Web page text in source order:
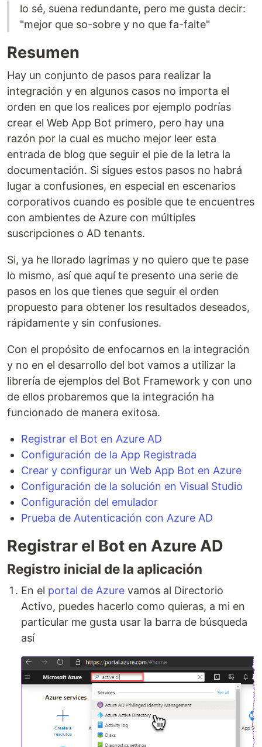
lo sé, suena redundante, pero me gusta decir:
"mejor que so-sobre y no que fa-falte"
Resumen
Hay un conjunto de pasos para realizar la
integración y en algunos casos no importa el
orden en que los realices por ejemplo podrías
crear el Web App Bot primero, pero hay una
razón por la cual es mucho mejor leer esta
entrada de blog que seguir el pie de la letra la
documentación. Si sigues estos pasos no habrá
lugar a confusiones, en especial en escenarios
corporativos cuando es posible que te encuentres
con ambientes de Azure con múltiples
suscripciones o AD tenants.
Si, ya he llorado lagrimas y no quiero que te pase
lo mismo, así que aquí te presento una serie de
pasos en los que tienes que seguir el orden
propuesto para obtener los resultados deseados,
rápidamente y sin confusiones.
Con el propósito de enfocarnos en la integración
y no en el desarrollo del bot vamos a utilizar la
librería de ejemplos del Bot Framework y con uno
de ellos probaremos que la integración ha
funcionado de manera exitosa.
Registrar el Bot en Azure AD
Configuración de la App Registrada
Crear y configurar un Web App Bot en Azure
Configuración de la solución en Visual Studio
Configuración del emulador
Prueba de Autenticación con Azure AD
Registrar el Bot en Azure AD
Registro inicial de la aplicación
En el portal de Azure vamos al Directorio
Activo, puedes hacerlo como quieras, a mi en
particular me gusta usar la barra de búsqueda
así